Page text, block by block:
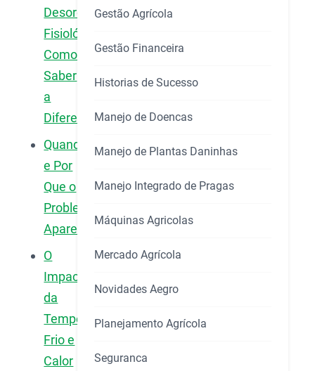
Desordem
Fisiológica:
Como
Saber
a
Diferença?
Quando
e Por
Que o
Problema
Aparece?
O
Impacto
da
Temperatura:
Frio e
Calor
Gestão Agrícola
Gestão Financeira
Historias de Sucesso
Manejo de Doencas
Manejo de Plantas Daninhas
Manejo Integrado de Pragas
Máquinas Agricolas
Mercado Agrícola
Novidades Aegro
Planejamento Agrícola
Seguranca